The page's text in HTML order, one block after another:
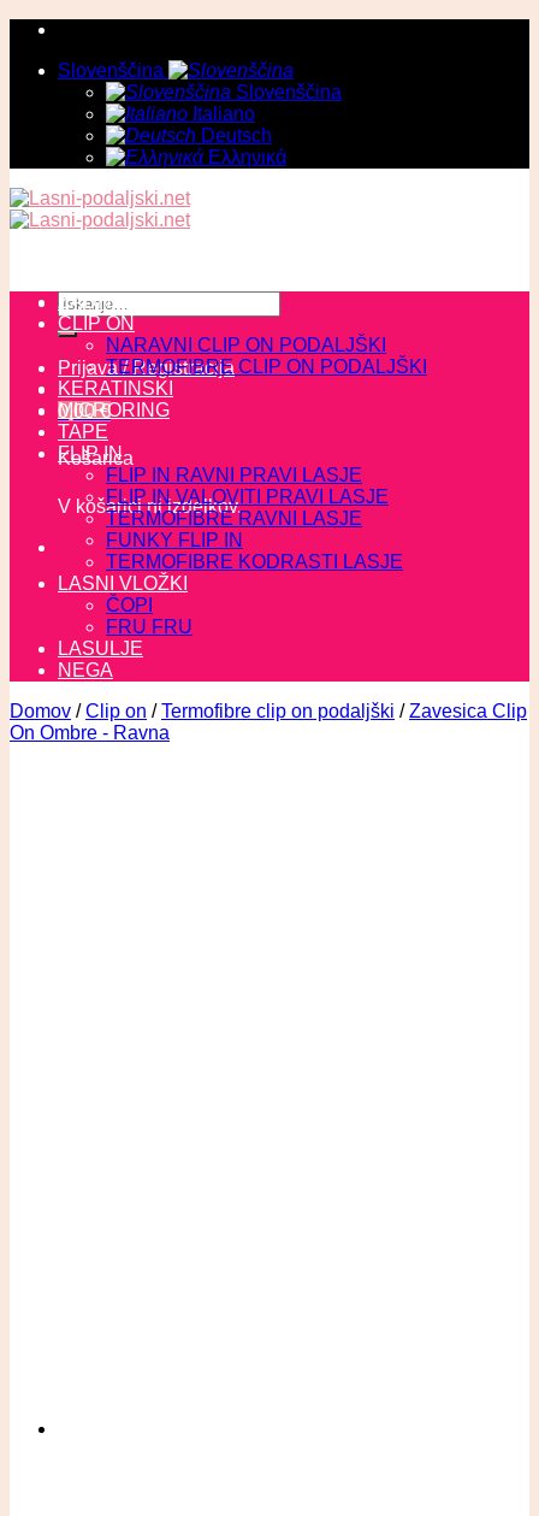
Skoči
vsebinoSlovenščina
Slovenščina
Italiano
Deutsch
Ελληνικά
Išči:
Prijava / Registracija
0,00€
Košarica
V košarici ni izdelkov.
ZADNJI KOSI
CLIP ON
NARAVNI CLIP ON PODALJŠKI
TERMOFIBRE CLIP ON PODALJŠKI
KERATINSKI
MICRORING
TAPE
FLIP IN
FLIP IN RAVNI PRAVI LASJE
FLIP IN VALOVITI PRAVI LASJE
TERMOFIBRE RAVNI LASJE
FUNKY FLIP IN
TERMOFIBRE KODRASTI LASJE
LASNI VLOŽKI
ČOPI
FRU FRU
LASULJE
NEGA
Domov / Clip on / Termofibre clip on podaljški / Zavesica Clip
On Ombre - Ravna